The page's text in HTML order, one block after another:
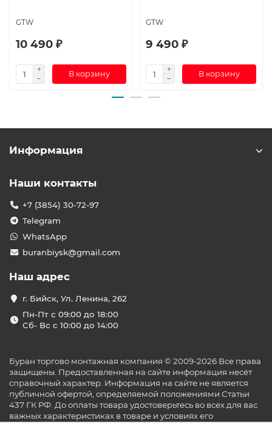
GTW
10 490 ₽
В корзину
GTW
9 490 ₽
В корзину
Информация
Наши контакты
+7 (3854) 30-72-97
Telegram
WhatsApp
buranbiysk@gmail.com
Наш адрес
г. Бийск, Ул. Ленина, 262
Пн-Пт с 09:00 до 18:00
Сб- Вс с 10:00 до 14:00
Буран торгово монтажная компания © 2009-2026 Все права
защищены. Предоставленная на сайте информация несёт
справочный характер. Информация на сайте не является
публичной офертой, определяемой положениями Статьи
437 ГК РФ. До оплаты товара удостоверьтесь во всех для вас
важных характеристиках в товаре и условиях его